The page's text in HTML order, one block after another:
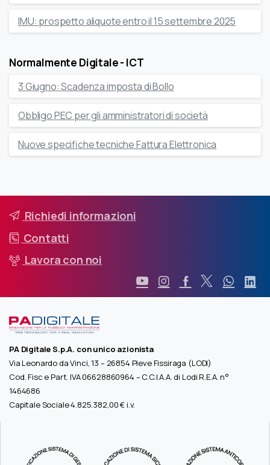
IMU: prospetto aliquote entro il 15 settembre 2025
Normalmente Digitale - ICT
3 Giugno: Scadenza imposta di Bollo
Obbligo PEC per gli amministratori di società
Nuove specifiche tecniche Fattura Elettronica
Richiedi informazioni
Contatti
Lavora con noi
PA Digitale S.p.A. con unico azionista
Via Leonardo da Vinci, 13 – 26854 Pieve Fissiraga (LODI)
Cod. Fisc e Part. IVA 06628860964 – C.C.I.A.A. di Lodi R.E.A. n°
1464686
Capitale Sociale 4.825.382,00 € i.v.